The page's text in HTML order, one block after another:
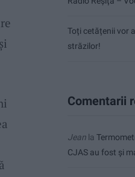
Toți cetățenii vor
străzilor!
Comentarii
Jean la
CJAS au fost și